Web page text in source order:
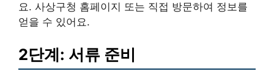
요. 사상구청 홈페이지 또는 직접 방문하여 정보를
얻을 수 있어요.
2단계: 서류 준비